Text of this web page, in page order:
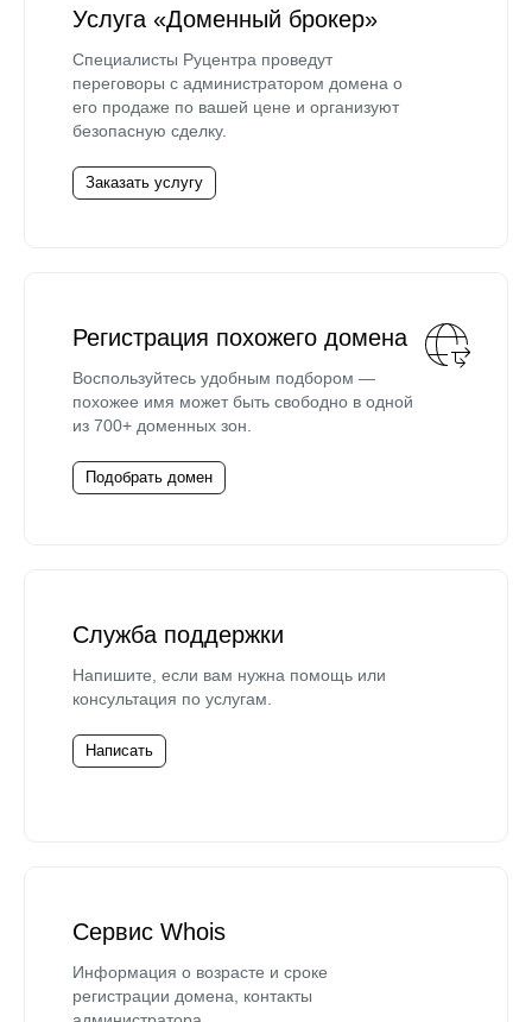
Услуга «Доменный брокер»
Специалисты Руцентра проведут
переговоры с администратором домена о
его продаже по вашей цене и организуют
безопасную сделку.
Заказать услугу
Регистрация похожего домена
Воспользуйтесь удобным подбором —
похожее имя может быть свободно в одной
из 700+ доменных зон.
Подобрать домен
Служба поддержки
Напишите, если вам нужна помощь или
консультация по услугам.
Написать
Сервис Whois
Информация о возрасте и сроке
регистрации домена, контакты